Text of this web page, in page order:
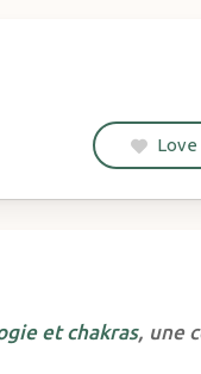
Love
et chakras, une